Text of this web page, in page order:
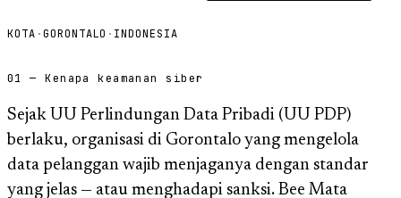
KOTA ·GORONTALO · INDONESIA
01 — Kenapa keamanan siber
Sejak UU Perlindungan Data Pribadi (UU PDP)
berlaku, organisasi di Gorontalo yang mengelola
data pelanggan wajib menjaganya dengan standar
yang jelas — atau menghadapi sanksi. Bee Mata